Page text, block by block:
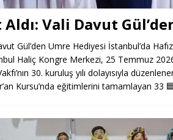
Aldı: Vali Davut
Gül’den Umre Hediyesi İstanbul’da
Haliç Kongre Merkezi, 25 Temmuz
30. kuruluş yılı dolayısıyla
Kursu’nda eğitimlerini tamamlayan 33 🟦